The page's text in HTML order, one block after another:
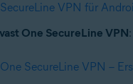
VPN für
One SecureLine VPN:
SecureLine VPN –